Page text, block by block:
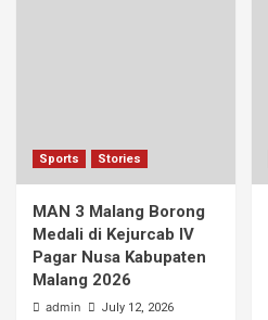
Sports Stories
MAN 3 Malang Borong
Medali di Kejurcab IV
Pagar Nusa Kabupaten
Malang 2026
admin July 12, 2026